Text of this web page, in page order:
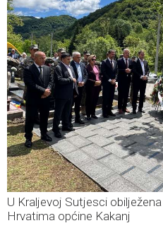
U Kraljevoj Sutjesci
Hrvatima općine Kakanj